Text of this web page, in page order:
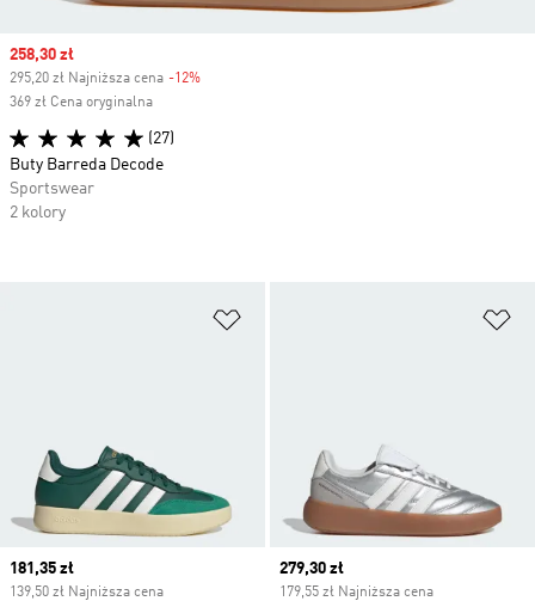
Current price
181,35 zł
139,50 zł Najniższa cena
Current price
279,30 zł
179,55 zł Najniższa cena
Sale price
258,30 zł
295,20 zł Najniższa cena -12%
369 zł Cena oryginalna
(27)
Buty Barreda Decode
Sportswear
2 kolory